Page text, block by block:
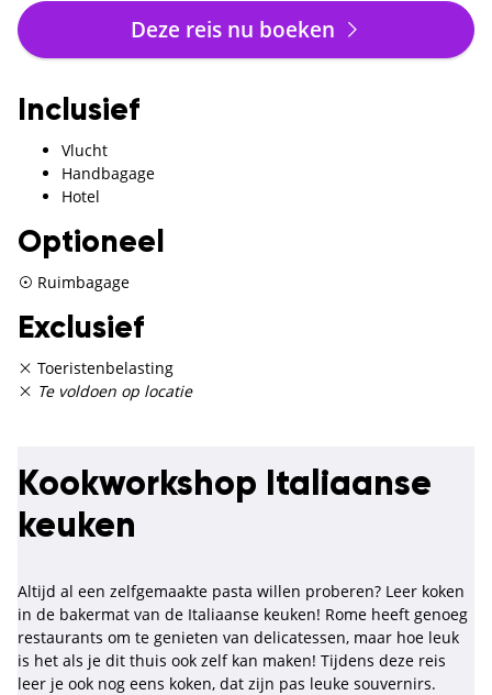
Deze reis nu boeken
Inclusief
Vlucht
Handbagage
Hotel
Optioneel
Ruimbagage
Exclusief
Toeristenbelasting
Te voldoen op locatie
Kookworkshop Italiaanse
keuken
Altijd al een zelfgemaakte pasta willen proberen? Leer koken
in de bakermat van de Italiaanse keuken! Rome heeft genoeg
restaurants om te genieten van delicatessen, maar hoe leuk
is het als je dit thuis ook zelf kan maken! Tijdens deze reis
leer je ook nog eens koken, dat zijn pas leuke souvernirs.